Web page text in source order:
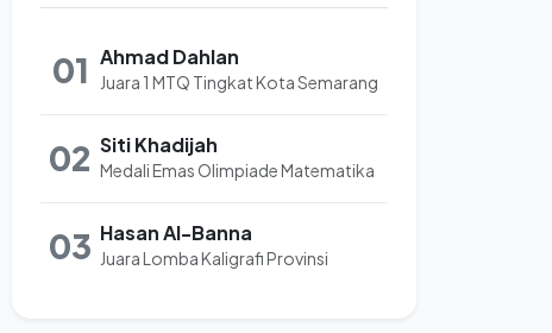
01 Ahmad Dahlan
Juara 1 MTQ Tingkat Kota Semarang
02 Siti Khadijah
Medali Emas Olimpiade Matematika
03 Hasan Al-Banna
Juara Lomba Kaligrafi Provinsi